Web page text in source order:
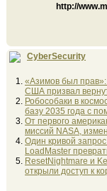
http://
CyberSecurity
«Азимов был прав»:
США призвал
Робособаки в
базу 2035 года с
От первого
миссий NASA,
Один кривой
LoadMaster
ResetNightmare и
открыли доступ к